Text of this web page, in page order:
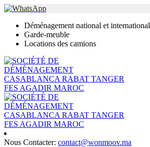
Déménagement national et international
Garde-meuble
Locations des camions
Nous Contacter: contact@wonmoov.ma